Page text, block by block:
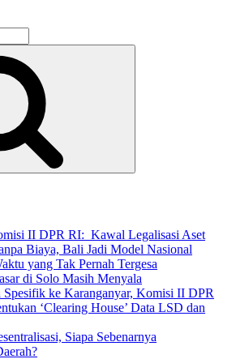
II DPR RI: Kawal Legalisasi Aset
Biaya, Bali Jadi Model Nasional
yang Tak Pernah Tergesa
di Solo Masih Menyala
ke Karanganyar, Komisi II DPR
‘Clearing House’ Data LSD dan
Siapa Sebenarnya